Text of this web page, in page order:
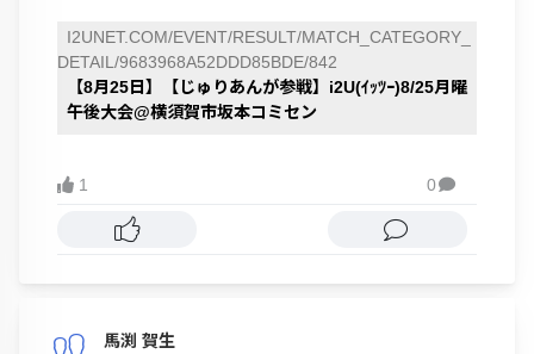
I2UNET.COM/EVENT/RESULT/MATCH_CATEGORY_
DETAIL/9683968A52DDD85BDE/842
【8月25日】【じゅりあんが参戦】i2U(ｲｯﾂｰ)8/25月曜
午後大会@横須賀市坂本コミセン
1 0
馬渕 賀生